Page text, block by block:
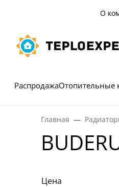
О
РаспродажаОтопительные
Главная
Цена